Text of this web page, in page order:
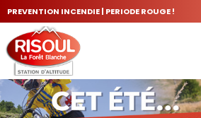
PREVENTION INCENDIE | PERIODE ROUGE !